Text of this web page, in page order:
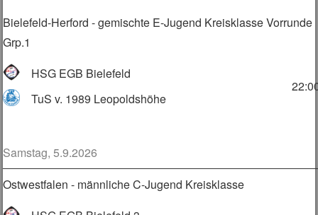
Bielefeld-Herford - gemischte E-Jugend Kreisklasse Vorrunde
Grp.1
HSG EGB Bielefeld
TuS v. 1989 Leopoldshöhe
Samstag, 5.9.2026
Ostwestfalen - männliche C-Jugend Kreisklasse